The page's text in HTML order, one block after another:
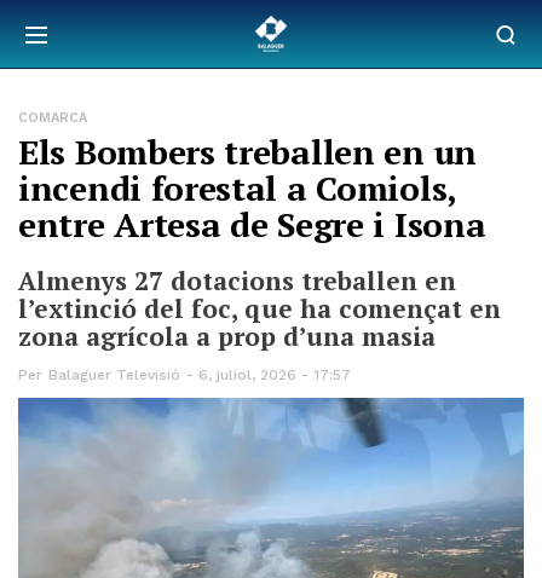
COMARCA
Els Bombers treballen en un
incendi forestal a Comiols,
entre Artesa de Segre i Isona
Almenys 27 dotacions treballen en
l’extinció del foc, que ha començat en
zona agrícola a prop d’una masia
Per Balaguer Televisió 6, juliol, 2026 - 17:57